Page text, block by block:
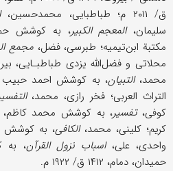
ق/ ۲۰۱۱ م؛ طباطبایی، محمدحسین،
سلیمان،المعجم الکبیر، به کوشش
مکتبة ابن‌تیمیه؛ طبرسی، فضل،مجمع
محمد،التبیان، به کوشش احمد حبیب
التراث العربی؛ فخر رازی، محمد،
کوفی،تفسیر، به کوشش محمد کاظم، بیروت، ۱۴۳۲
کریم؛ کلینی، محمد،الکافی
واحدی، علی، اسباب نزول القرآن، به
حمیدان، دمام، ۱۴۱۲ ق/ ۱۹۲۲ م.